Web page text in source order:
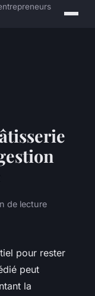
de lecture
pour rester
peut
la